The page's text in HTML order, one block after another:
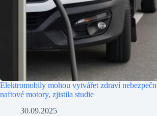
Elektromobily mohou vytvářet zdraví
naftové motory, zjistila studie
30.09.2025